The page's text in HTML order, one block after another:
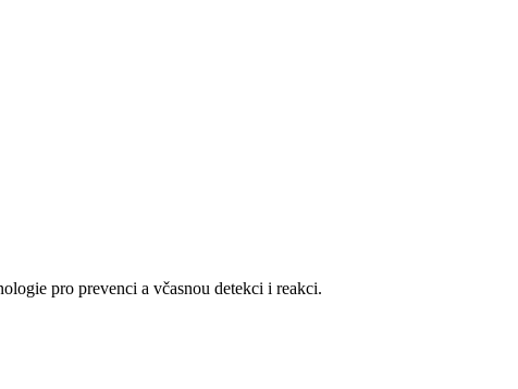
pro prevenci a včasnou detekci i reakci.